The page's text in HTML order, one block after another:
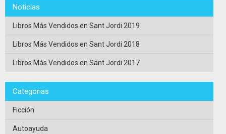
Noticias
Libros Más Vendidos en Sant Jordi 2019
Libros Más Vendidos en Sant Jordi 2018
Libros Más Vendidos en Sant Jordi 2017
Categorias
Ficción
Autoayuda